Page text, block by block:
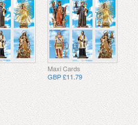
Maxi Cards
GBP £11.79